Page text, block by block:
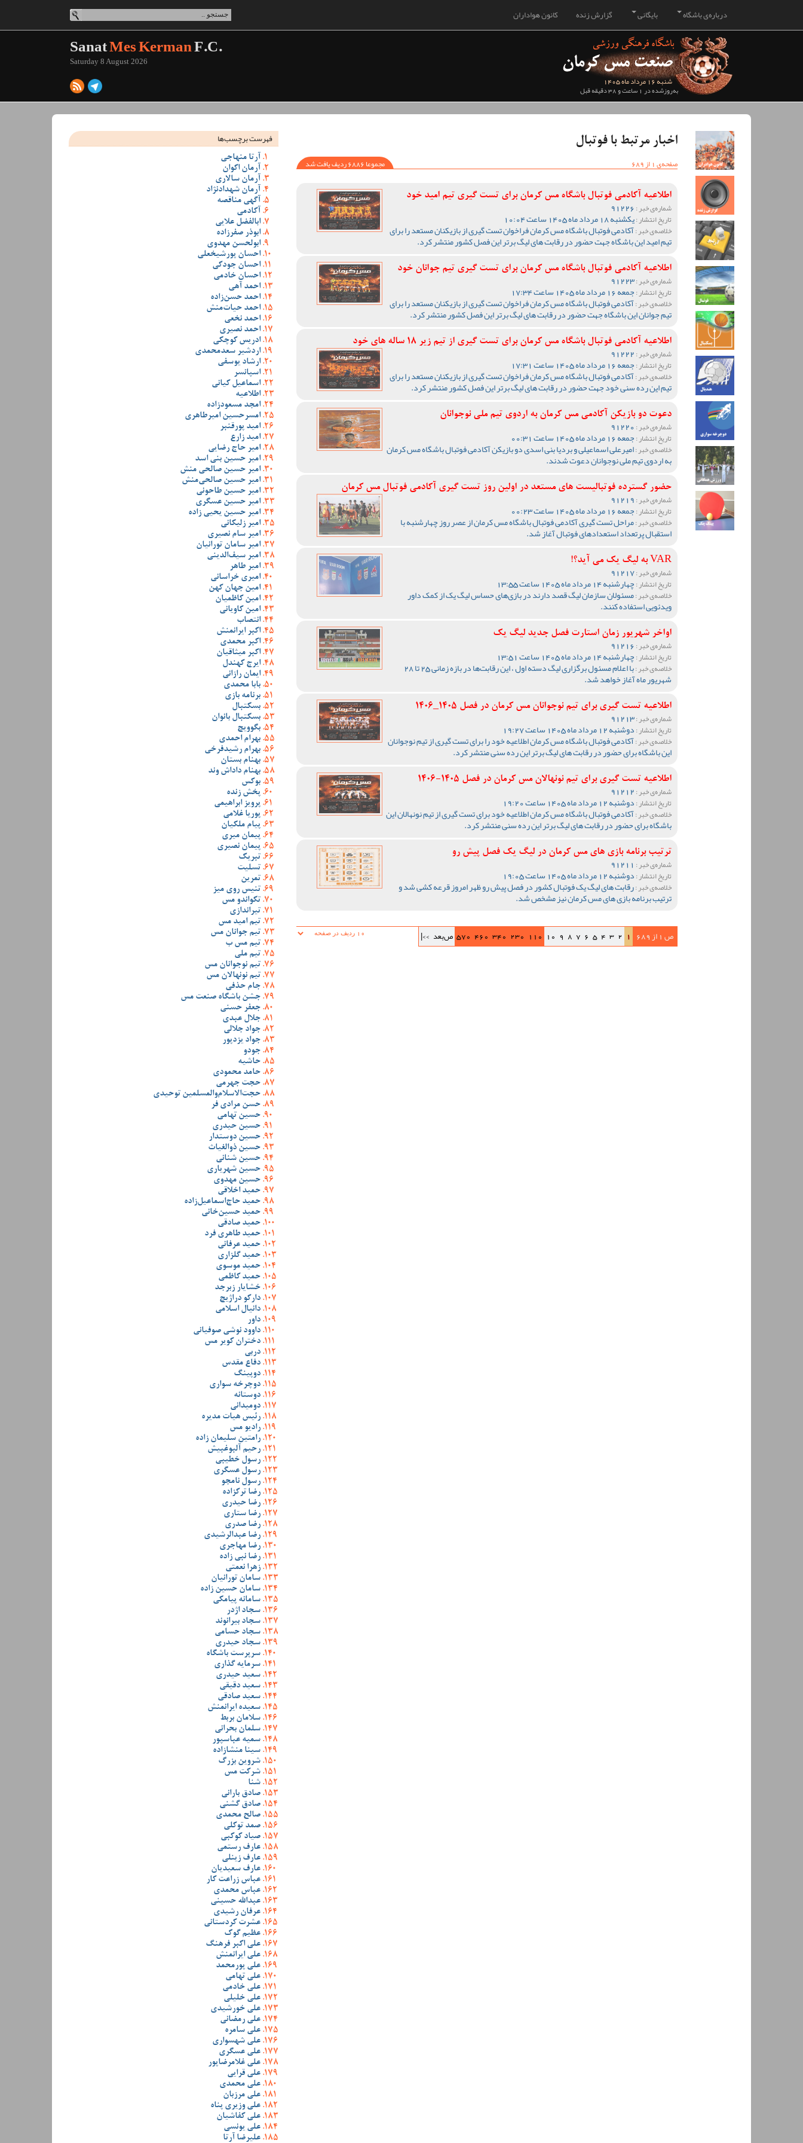
کانون هواداران گزارش زنده بایگانی درباره‌ی باشگاه
شنبه 16 مرداد ماه 1405
به‌روزشده در 1 ساعت و 38 دقیقه قبل
SanatMes KermanF.C.
Saturday 8 August 2026
اخبار مرتبط با فوتبال
صفحه‌ی 1 از 689
مجموعا 6886 ردیف یافت شد
اطلاعیه آکادمی فوتبال باشگاه مس کرمان برای تست گیری تیم امید خود
شماره‌ی خبر :
تاریخ انتشار :یکشنبه 18 مرداد ماه 1405 ساعت 10:04
خلاصه‌ی خبر :آکادمی فوتبال باشگاه مس کرمان فراخوان تست گیری از بازیکنان مستعد را برای
تیم امید این باشگاه جهت حضور در رقابت های لیگ برتر این فصل کشور منتشر کرد.
اطلاعیه آکادمی فوتبال باشگاه مس کرمان برای تست گیری تیم جوانان خود
شماره‌ی خبر :91223
تاریخ انتشار :جمعه 16 مرداد ماه 1405 ساعت 17:34
خلاصه‌ی خبر :آکادمی فوتبال باشگاه مس کرمان فراخوان تست گیری از بازیکنان مستعد را برای
تیم جوانان این باشگاه جهت حضور در رقابت های لیگ برتر این فصل کشور منتشر کرد.
اطلاعیه آکادمی فوتبال باشگاه مس کرمان برای تست گیری از تیم زیر 18 ساله های خود
شماره‌ی خبر :
تاریخ انتشار :جمعه 16 مرداد ماه 1405 ساعت 17:31
خلاصه‌ی خبر :آکادمی فوتبال باشگاه مس کرمان فراخوان تست گیری از بازیکنان مستعد را برای
تیم این رده سنی خود جهت حضور در رقابت های لیگ برتر این فصل کشور منتشر کرد.
دعوت دو بازیکن آکادمی مس کرمان به اردوی تیم ملی نوجوانان
شماره‌ی خبر :
تاریخ انتشار :جمعه 16 مرداد ماه 1405 ساعت 00:31
خلاصه‌ی خبر :امیرعلی اسماعیلی و بردیا بنی اسدی دو بازیکن آکادمی فوتبال باشگاه مس کرمان
به اردوی تیم ملی نوجوانان دعوت شدند.
حضور گسترده فوتبالیست های مستعد در اولین روز تست گیری آکادمی فوتبال مس کرمان
شماره‌ی خبر :
تاریخ انتشار :جمعه 16 مرداد ماه 1405 ساعت 00:23
خلاصه‌ی خبر :مراحل تست گیری آکادمی فوتبال باشگاه مس کرمان از عصر روز چهارشنبه با
استقبال پرتعداد استعدادهای فوتبال آغاز شد.
VAR به لیگ یک می آید؟!
شماره‌ی خبر :91217
تاریخ انتشار :چهارشنبه 14 مرداد ماه 1405 ساعت 13:55
خلاصه‌ی خبر :مسئولان سازمان لیگ قصد دارند در بازی‌های حساس لیگ یک از کمک داور
ویدئویی استفاده کنند.
اواخر شهریور زمان استارت فصل جدید لیگ یک
شماره‌ی خبر :
تاریخ انتشار :چهارشنبه 14 مرداد ماه 1405 ساعت 13:51
خلاصه‌ی خبر : با اعلام مسئول برگزاری لیگ دسته اول ، این رقابت‌ها در بازه زمانی 25 تا 28
شهریور ماه آغاز خواهد شد.
اطلاعیه تست گیری برای تیم نوجوانان مس کرمان در فصل 1405_1406
شماره‌ی خبر :91213
تاریخ انتشار :دوشنبه 12 مرداد ماه 1405 ساعت 19:27
خلاصه‌ی خبر :آکادمی فوتبال باشگاه مس کرمان اطلاعیه خود را برای تست گیری از تیم نوجوانان
این باشگاه برای حضور در رقابت های لیگ برتر این رده سنی منتشر کرد.
اطلاعیه تست گیری برای تیم نونهالان مس کرمان در فصل 1405-1406
شماره‌ی خبر :
تاریخ انتشار :دوشنبه 12 مرداد ماه 1405 ساعت 19:20
خلاصه‌ی خبر :آکادمی فوتبال باشگاه مس کرمان اطلاعیه خود برای تست گیری از تیم نونهالان این
باشگاه برای حضور در رقابت های لیگ برتر این رده سنی منتشر کرد.
ترتیب برنامه بازی های مس کرمان در لیگ یک فصل پیش رو
شماره‌ی خبر :
تاریخ انتشار :دوشنبه 12 مرداد ماه 1405 ساعت 19:05
خلاصه‌ی خبر :رقابت های لیگ یک فوتبال کشور در فصل پیش رو ظهر امروز قرعه کشی شد و
ترتیب برنامه بازی های مس کرمان نیز مشخص شد.
ص 1 از 689 1
2
3
4
5
6
7
8
9
10
110
230
340
460
570 ص‌بعد >>|
فهرست برچسب‌ها
آرتا منهاجی
آرمان اکوان
آرمان سالاری
آرمان شهدادنژاد
آگهی مناقصه
آکادمی
ابالفضل علایی
ابوذر صفرزاده
ابولحسن مهدوی
احسان پورشیخعلی
احسان جودکی
احسان خادمی
احمد آهی
احمد حسن‌زاده
احمد حیات‌منش
احمد نخعی
احمد نصیری
ادریس کوچکی
اردشیر سعدمحمدی
ارشاد یوسفی
اسپانسر
اسماعیل کیانی
اطلاعیه
امجد مسعودزاده
امسرحسین امیرطاهری
امید پورقنبر
امید زارع
امیر حاج رضایی
امیر حسین بنی اسد
امیر حسین صالحی منش
امیر حسین صالحی‌منش
امیر حسین طاحونی
امیر حسین عسگری
امیر حسین یحیی زاده
امیر زلیکانی
امیر سام نصیری
امیر سامان تورانیان
امیر سیف‌الدینی
امیر طاهر
امیری خراسانی
امین جهان کهن
امین کاظمیان
امین کاویانی
انتصاب
اکبر ایرانمنش
اکبر محمدی
اکبر میثاقیان
ایرج کهندل
ایمان رازانی
بابا محمدی
برنامه بازی
بسکتبال
بسکتبال بانوان
بگوویچ
بهرام احمدی
بهرام رشیدفرخی
بهنام بستان
بهنام داداش وند
بوکس
پخش زنده
پرویز ابراهیمی
پوریا غلامی
پیام ملکیان
پیمان میری
پیمان نصیری
تبریک
تسلیت
تمرین
تنیس روی میز
تکواندو مس
تیراندازی
تیم امید مس
تیم جوانان مس
تیم مس ب
تیم ملی
تیم نوجوانان مس
تیم نونهالان مس
جام حذفی
جشن باشگاه صنعت مس
جعفر حسنی
جلال عبدی
جواد جلالی
جواد یزدپور
جودو
حاشیه
حامد محمودی
حجت جهرمی
حجت‌الاسلام‌والمسلمین توحیدی
حسن مرادی فر
حسین تهامی
حسین حیدری
حسین دوستدار
حسین ذوالغیاث
حسین شنانی
حسین شهریاری
حسین مهدوی
حمید اخلاقی
حمید حاج‌اسماعیل‌زاده
حمید حسین‌خانی
حمید صادقی
حمید طاهری فرد
حمید عرفانی
حمید گلزاری
حمید موسوی
حمید کاظمی
خشایار زبرجد
دارکو دراژیچ
دانیال اسلامی
داور
داوود نوشی صوفیانی
دختران کویر مس
دربی
دفاع مقدس
دوپینگ
دوچرخه سواری
دوستانه
دومیدانی
رئیس هیات مدیره
رادیو مس
رامتین سلیمان زاده
رحیم آلبوغبیش
رسول خطیبی
رسول عسگری
رسول نامجو
رضا ترکزاده
رضا حیدری
رضا ستاری
رضا صدری
رضا عبدالرشیدی
رضا مهاجری
رضا نبی زاده
زهرا نعمتی
سامان تورانیان
سامان حسین زاده
سامانه پیامکی
سجاد اژدر
سجاد بیرانوند
سجاد حسامی
سجاد حیدری
سرپرست باشگاه
سرمایه گذاری
سعید حیدری
سعید دقیقی
سعید صادقی
سعیده ایرانمنش
سلامان بربط
سلمان بحرانی
سمیه عباسپور
سینا منشازاده
شروین بزرگ
شرکت مس
شنا
صادق بارانی
صادق گشنی
صالح محمدی
صمد توکلی
صیاد کوکبی
عارف رستمی
عارف زینلی
عارف سعیدیان
عباس زراعت کار
عباس محمدی
عبدالله حسینی
عرفان رشیدی
عشرت کردستانی
عظیم گوک
علی اکبر فرهنگ
علی ایرانمنش
علی پورمحمد
علی تهامی
علی خادمی
علی خلیلی
علی خورشیدی
علی رمضانی
علی سامره
علی شهسواری
علی عسگری
علی غلامرضاپور
علی قرایی
علی محمدی
علی مرزبان
علی وزیری پناه
علی کفاشیان
علی یونسی
علیرضا آرتا